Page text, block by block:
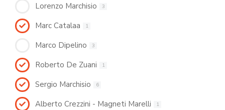
Lorenzo Marchisio 3
Marc Catalaa 1
Marco Dipelino 3
Roberto De Zuani 1
Sergio Marchisio 6
Alberto Crezzini - Magneti Marelli 1